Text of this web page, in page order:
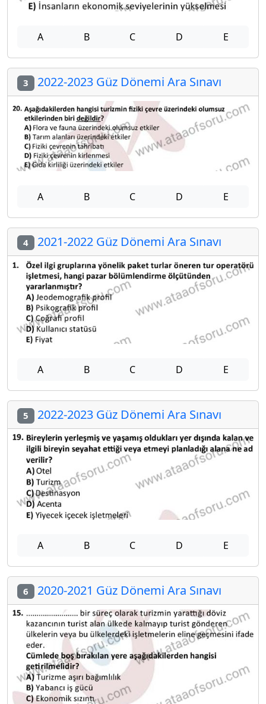
A B C D E
3 2022-2023 Güz Dönemi Ara Sınavı
A B C D E
4 2021-2022 Güz Dönemi Ara Sınavı
A B C D E
5 2022-2023 Güz Dönemi Ara Sınavı
A B C D E
6 2020-2021 Güz Dönemi Ara Sınavı